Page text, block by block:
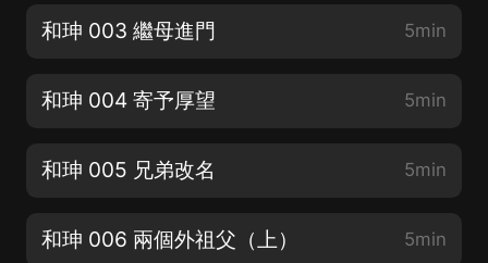
和珅 003 繼母進門 5min
和珅 004 寄予厚望 5min
和珅 005 兄弟改名 5min
和珅 006 兩個外祖父（上） 5min